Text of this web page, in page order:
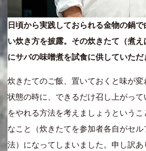
日頃から実践しておられる金物の鍋
い炊き方を披露。その炊きたて（煮
にサバの味噌煮を試食に供していただ
炊きたてのご飯、置いておくと味が
状態の時に、できるだけ召し上がっ
をやれる方法を考えましょうというこ
なこと（炊きたてを参加者各自がセ
法）になってしまいました。申し訳あ